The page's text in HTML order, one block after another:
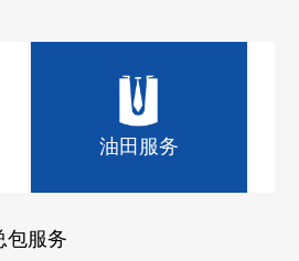
油田服务
包服务